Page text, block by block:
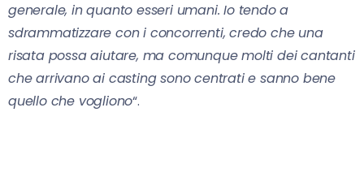
generale, in quanto esseri umani. Io tendo a
sdrammatizzare con i concorrenti, credo che una
risata possa aiutare, ma comunque molti dei cantanti
che arrivano ai casting sono centrati e sanno bene
quello che vogliono“.